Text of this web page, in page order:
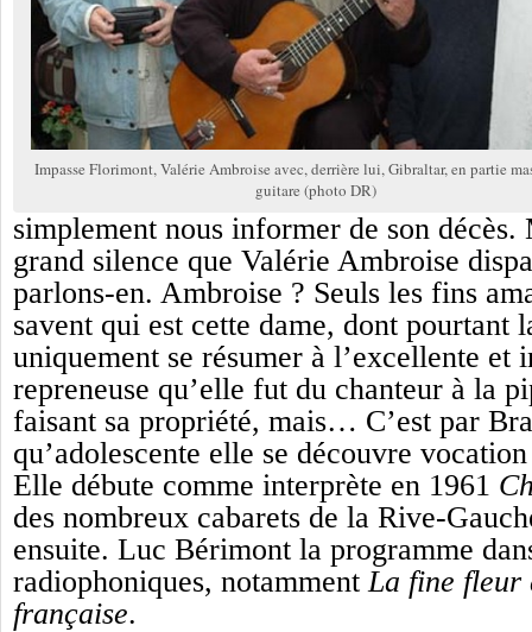
Impasse Florimont, Valérie Ambroise avec, derrière lui, Gibraltar, en partie
guitare (photo DR)
simplement nous informer de son décès.
grand silence que Valérie Ambroise
parlons-en. Ambroise ? Seuls les fins
savent qui est cette dame, dont pourtant
uniquement se résumer à l’excellente et
repreneuse qu’elle fut du chanteur à la
faisant sa propriété, mais… C’est par
qu’adolescente elle se découvre
Elle débute comme interprète en 1961
des nombreux cabarets de la Rive-
ensuite. Luc Bérimont la programme
radiophoniques, notamment La fine fleur
française.